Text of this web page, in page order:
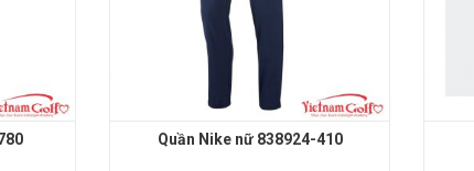
Quần Nike nữ 838924-410